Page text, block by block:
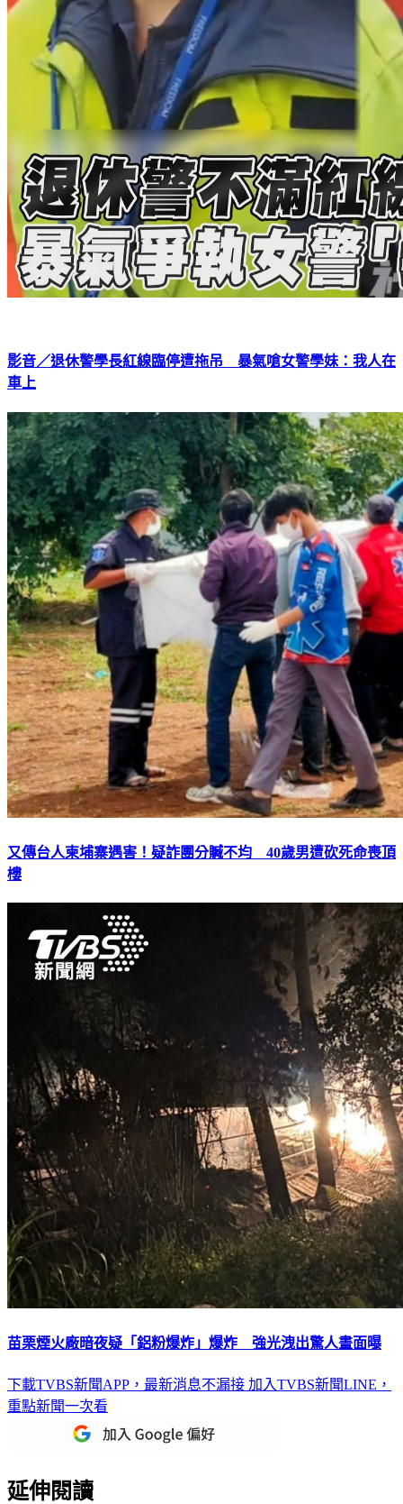
影音／退休警學長紅線臨停遭拖吊 暴氣嗆女警學妹：我人在
車上
又傳台人柬埔寨遇害！疑詐團分贓不均 40歲男遭砍死命喪頂
樓
苗栗煙火廠暗夜疑「鋁粉爆炸」爆炸 強光洩出驚人畫面曝
下載TVBS新聞APP，最新消息不漏接 加入TVBS新聞LINE，
重點新聞一次看
延伸閱讀